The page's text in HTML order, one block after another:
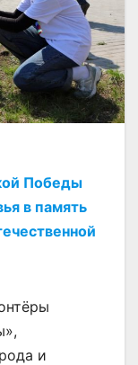
Победы
в память
и